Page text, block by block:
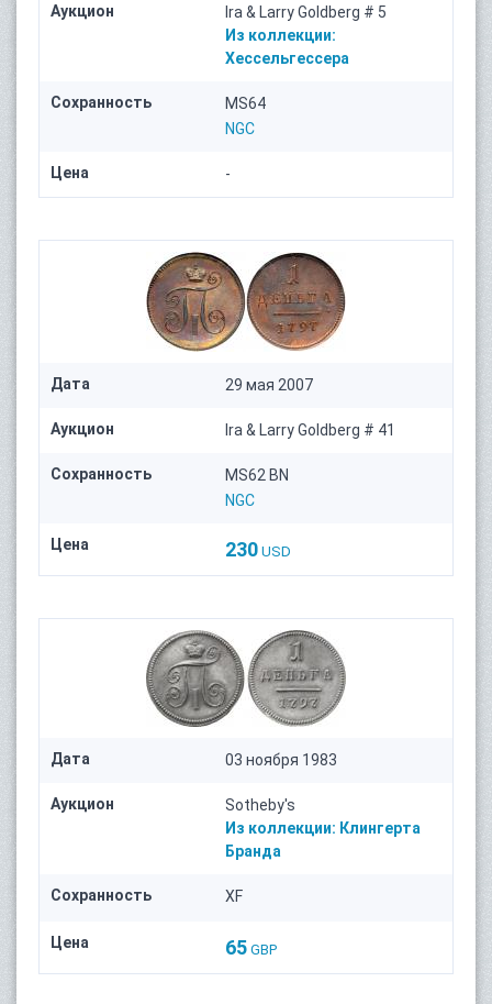
Аукцион
Ira & Larry Goldberg # 5
Из коллекции:
Хессельгессера
Сохранность
MS64
NGC
Цена -
Дата 29 мая 2007
Аукцион Ira & Larry Goldberg # 41
Сохранность
MS62 BN
NGC
Цена 230 USD
Дата 03 ноября 1983
Аукцион
Sotheby's
Из коллекции: Клингерта
Бранда
Сохранность XF
Цена 65 GBP